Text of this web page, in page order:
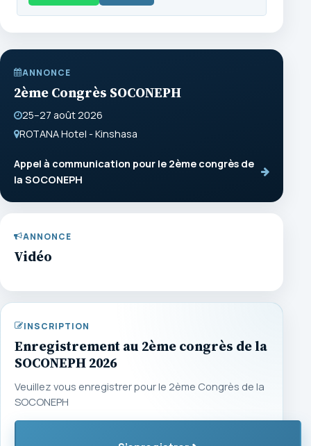
ANNONCE
2ème Congrès SOCONEPH
25–27 août 2026
ROTANA Hotel - Kinshasa
Appel à communication pour le 2ème congrès de
la SOCONEPH
ANNONCE
Vidéo
INSCRIPTION
Enregistrement au 2ème congrès de la
SOCONEPH 2026
Veuillez vous enregistrer pour le 2ème Congrès de la
SOCONEPH